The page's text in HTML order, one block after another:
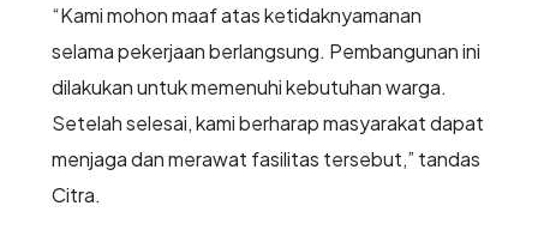
“Kami mohon maaf atas ketidaknyamanan
selama pekerjaan berlangsung. Pembangunan ini
dilakukan untuk memenuhi kebutuhan warga.
Setelah selesai, kami berharap masyarakat dapat
menjaga dan merawat fasilitas tersebut,” tandas
Citra.